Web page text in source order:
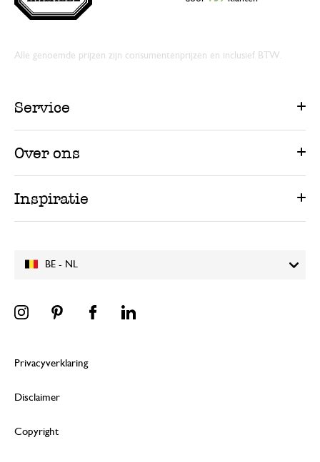
BE - NL
Alle genoemde prijzen zijn consumentenprijzen en inclusief BTW.
Service
Over ons
Inspiratie
Privacyverklaring
Disclaimer
Copyright